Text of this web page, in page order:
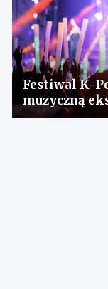
Festiwal K-
muzyczną